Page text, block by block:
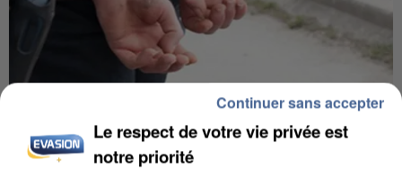
L’UN DES FONDATEURS SUPPOSÉS DE LA DZ
MAFIA INTERPELLÉ EN ALGÉRIE
Le respect de votre vie privée est
notre priorité
Continuer sans accepter